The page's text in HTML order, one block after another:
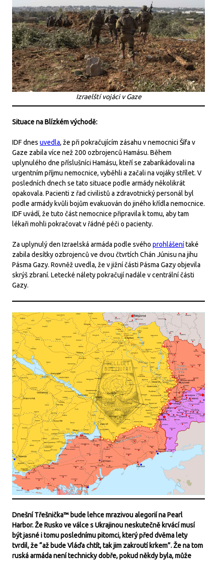
Izraelští vojáci v Gaze
Situace na Blízkém východě:
IDF dnes uvedla, že při pokračujícím zásahu v nemocnici Šífa v
Gaze zabila více než 200 ozbrojenců Hamásu. Během
uplynulého dne příslušníci Hamásu, kteří se zabarikádovali na
urgentním příjmu nemocnice, vyběhli a začali na vojáky střílet. V
posledních dnech se tato situace podle armády několikrát
opakovala. Pacienti z řad civilistů a zdravotnický personál byl
podle armády kvůli bojům evakuován do jiného křídla nemocnice.
IDF uvádí, že tuto část nemocnice připravila k tomu, aby tam
lékaři mohli pokračovat v řádné péči o pacienty.
Za uplynulý den Izraelská armáda podle svého prohlášenítaké
zabila desítky ozbrojenců ve dvou čtvrtích Chán Júnisu na jihu
Pásma Gazy. Rovněž uvedla, že v jižní části Pásma Gazy objevila
skrýš zbraní. Letecké nálety pokračují nadále v centrální části
Gazy.
Dnešní Třešnička™ bude lehce mrazivou alegorií na Pearl
Harbor. Že Rusko ve válce s Ukrajinou neskutečně krvácí musí
být jasné i tomu poslednímu pitomci, který před dvěma lety
tvrdil, že “až bude Vláďa chtít, tak jim zakroutí krkem”. Že na tom
ruská armáda není technicky dobře, pokud někdy byla, může